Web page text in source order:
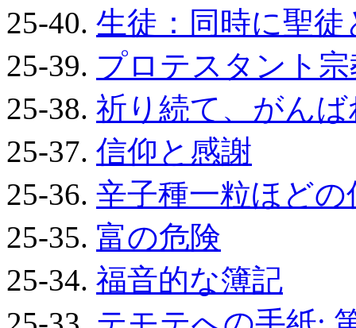
25-40. 生徒：同時に聖徒
25-39. プロテスタント
25-38. 祈り続て、がんば
25-37. 信仰と感謝
25-36. 辛子種一粒ほど
25-35. 富の危険
25-34. 福音的な簿記